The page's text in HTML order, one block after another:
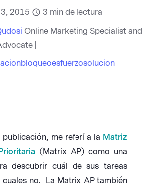
2015 3 min de lectura
Online Marketing Specialist and
|
bloqueoesfuerzosolucion
publicación, me referí a la Matriz
(Matrix AP) como una
descubrir cuál de sus tareas
cuales no. La Matrix AP también